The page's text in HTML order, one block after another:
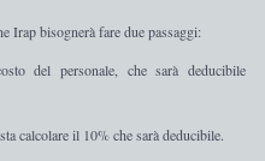
Irap bisognerà fare due passaggi:
del personale , che saràdeducibile
calcolareil 10% che sarà deducibile.